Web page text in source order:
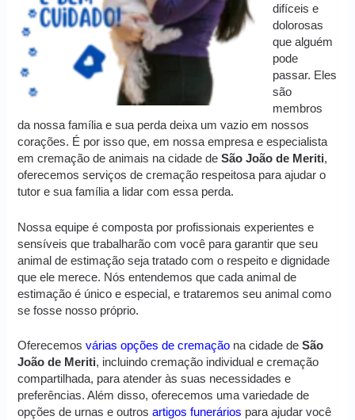
difíceis e
dolorosas
que alguém
pode
passar. Eles
são
membros
da nossa família e sua perda deixa um vazio em nossos
corações. É por isso que, em nossa empresa e especialista
em cremação de animais na cidade deSão João de Meriti,
oferecemos serviços de cremação respeitosa para ajudar o
tutor e sua família a lidar com essa perda.
Nossa equipe é composta por profissionais experientes e
sensíveis que trabalharão com você para garantir que seu
animal de estimação seja tratado com o respeito e dignidade
que ele merece. Nós entendemos que cada animal de
estimação é único e especial, e trataremos seu animal como
se fosse nosso próprio.
Oferecemosvárias opções de cremação na cidade deSão
João de Meriti, incluindo cremação individual e cremação
compartilhada, para atender às suas necessidades e
preferências. Além disso, oferecemos uma variedade de
opções de urnas e outrosartigos funerários para ajudar você